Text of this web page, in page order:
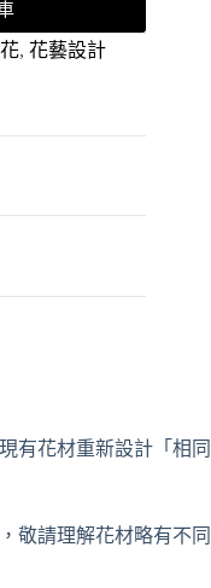
, 花藝設計
有花材重新設計「相同
敬請理解花材略有不同